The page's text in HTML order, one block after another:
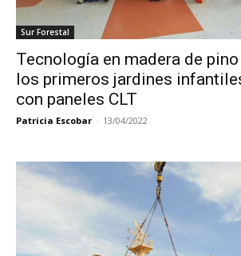
Sur Forestal
Tecnología en madera de
los primeros jardines
con paneles CLT
Patricia Escobar - 13/04/2022